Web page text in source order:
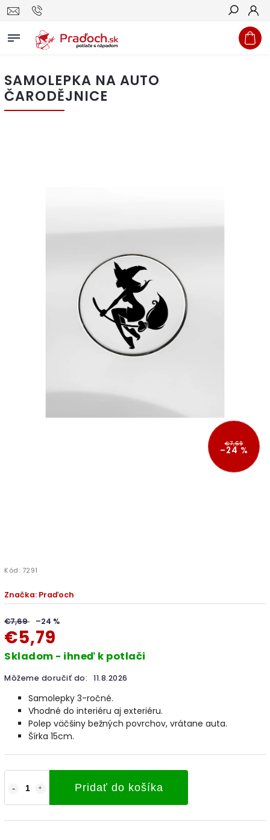
Hľadať
SAMOLEPKA NA AUTO
ČARODĚJNICE
€7,69
–24 %
Kód: 7291
Značka: Praďoch
€7,69 –24 %
€5,79
Skladom - ihneď k potlači
Môžeme doručiť do: 11.8.2026
Pridať do košíka
Samolepky 3-ročné.
Vhodné do interiéru aj exteriéru.
Polep väčšiny bežných povrchov, vrátane auta.
Šírka 15cm.